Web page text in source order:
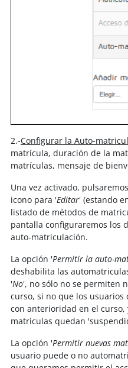
2.-Configurar la Auto-
matrícula, duración de la
matrículas, mensaje de
Una vez activado,
icono para 'Editar' (estando
listado de métodos de
pantalla configuraremos los
auto-matriculación.
La opción 'Permitir la auto-
deshabilita las
'No', no sólo no se permiten
curso, si no que los
con anterioridad en el curso,
matriculas quedan
La opción 'Permitir nuevas
usuario puede o no